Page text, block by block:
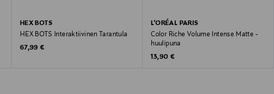
HEX BOTS
HEX BOTS Interaktiivinen Tarantula
Original Price
67,99 €
L'ORÉAL PARIS
Color Riche Volume Intense Matte -
huulipuna
Original Price
13,90 €